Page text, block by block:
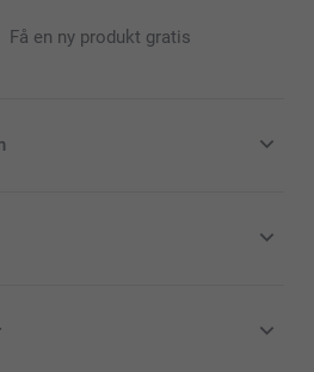
Få en ny produkt gratis
(SEK), inklusive moms och